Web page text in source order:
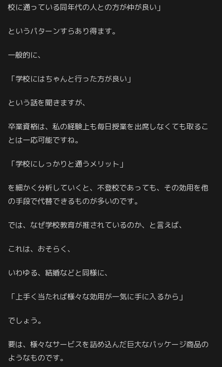
校に通っている同年代の人との方が仲が良い」
というパターンすらあり得ます。
一般的に、
「学校にはちゃんと行った方が良い」
という話を聞きますが、
卒業資格は、私の経験上も毎日授業を出席しなくても取るこ
とは一応可能ですね。
「学校にしっかりと通うメリット」
を細かく分析していくと、不登校であっても、その効用を他
の手段で代替できるものが多いのです。
では、なぜ学校教育が推されているのか、と言えば、
これは、おそらく、
いわゆる、結婚などと同様に、
「上手く当たれば様々な効用が一気に手に入るから」
でしょう。
要は、様々なサービスを詰め込んだ巨大なパッケージ商品の
ようなものです。